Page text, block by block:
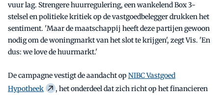
vuur lag. Strengere huurregulering, een wankelend Box 3-
stelsel en politieke kritiek op de vastgoedbelegger drukken het
sentiment. 'Maar de maatschappij heeft deze partijen gewoon
nodig om de woningmarkt van het slot te krijgen', zegt Vis. 'En
dus: we love de huurmarkt.'
De campagne vestigt de aandacht op NIBC Vastgoed
Hypotheek
, het onderdeel dat zich richt op het financieren